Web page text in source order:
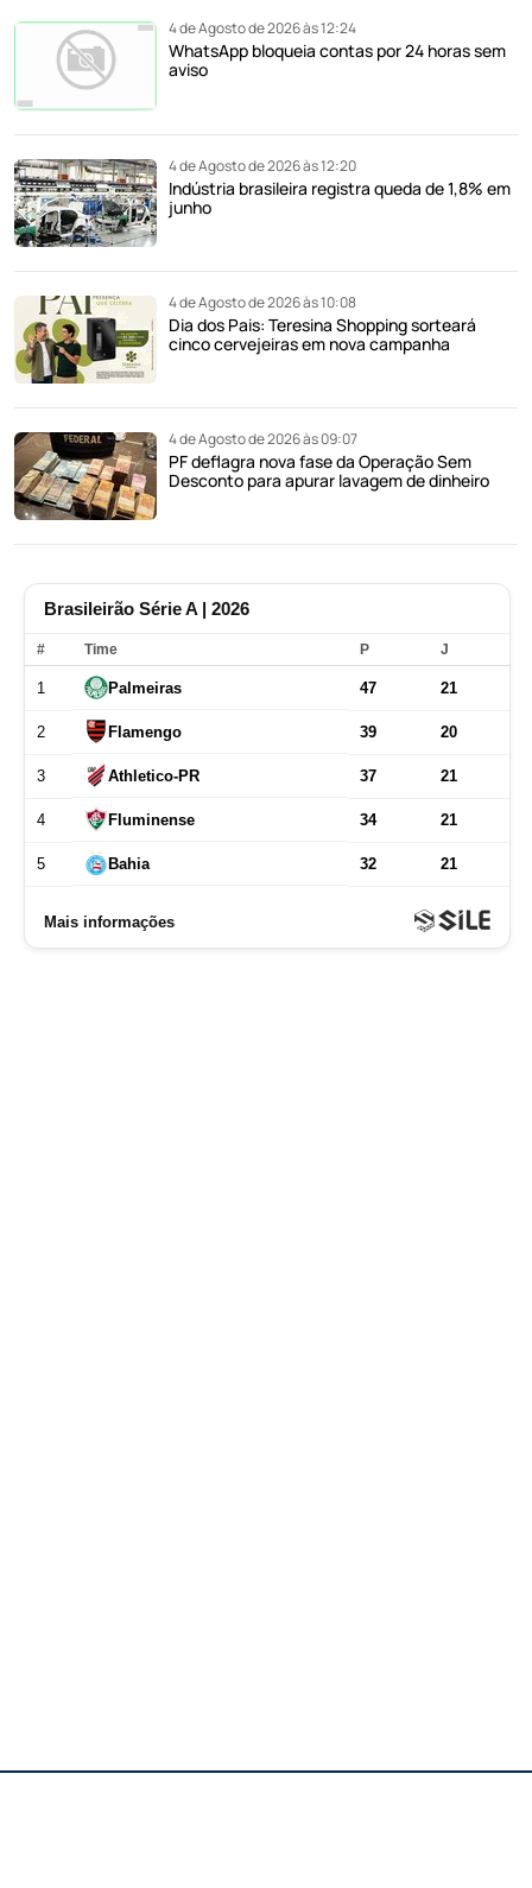
4 de Agosto de 2026 às 12:24
WhatsApp bloqueia contas por 24 horas sem
aviso
4 de Agosto de 2026 às 12:20
Indústria brasileira registra queda de 1,8% em
junho
4 de Agosto de 2026 às 10:08
Dia dos Pais: Teresina Shopping sorteará
cinco cervejeiras em nova campanha
4 de Agosto de 2026 às 09:07
PF deflagra nova fase da Operação Sem
Desconto para apurar lavagem de dinheiro